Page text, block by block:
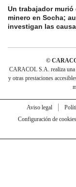
Un trabajador murió
minero en Socha;
investigan las
©
CARACOL S.A. realiza una
y otras prestaciones
Aviso legal
Configuración de cookies